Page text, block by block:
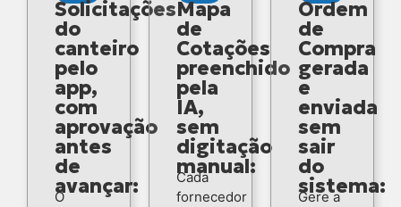
Solicitações
do
canteiro
pelo
app,
com
aprovação
antes
de
avançar:
O
Mapa
de
Cotações
preenchido
pela
IA,
sem
digitação
manual:
Cada
fornecedor
Ordem
de
Compra
gerada
e
enviada
sem
sair
do
sistema:
Gere a